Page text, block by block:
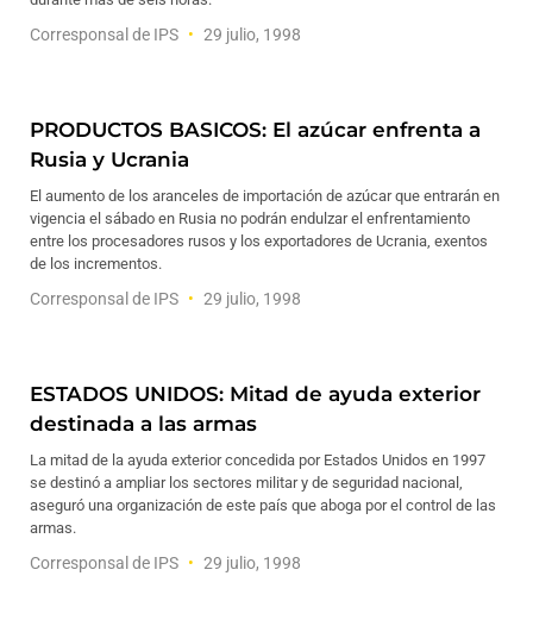
Corresponsal de IPS 29 julio, 1998
PRODUCTOS BASICOS: El azúcar enfrenta a
Rusia y Ucrania
El aumento de los aranceles de importación de azúcar que entrarán en
vigencia el sábado en Rusia no podrán endulzar el enfrentamiento
entre los procesadores rusos y los exportadores de Ucrania, exentos
de los incrementos.
Corresponsal de IPS 29 julio, 1998
ESTADOS UNIDOS: Mitad de ayuda exterior
destinada a las armas
La mitad de la ayuda exterior concedida por Estados Unidos en 1997
se destinó a ampliar los sectores militar y de seguridad nacional,
aseguró una organización de este país que aboga por el control de las
armas.
Corresponsal de IPS 29 julio, 1998